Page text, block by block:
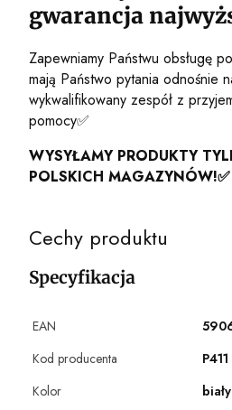
gwarancja
Zapewniamy Państwu obsługę
mają Państwo pytania odnośnie
wykwalifikowany zespół z
pomocy✅
WYSYŁAMY PRODUKTY
POLSKICH MAGAZYNÓW!✅
Cechy produktu
Specyfikacja
EAN
Kod producenta
P411
Kolor
biały